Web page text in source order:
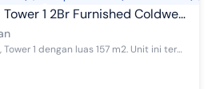
1 2Br Furnished Coldwell Banker
Dijual Apartemen Botanica, Tower 1 dengan luas 157 m2. Unit ini terdiri dari 2 kamar tidur, 2 kamar mandi, maid area. Unit ini terletak di lantai t...